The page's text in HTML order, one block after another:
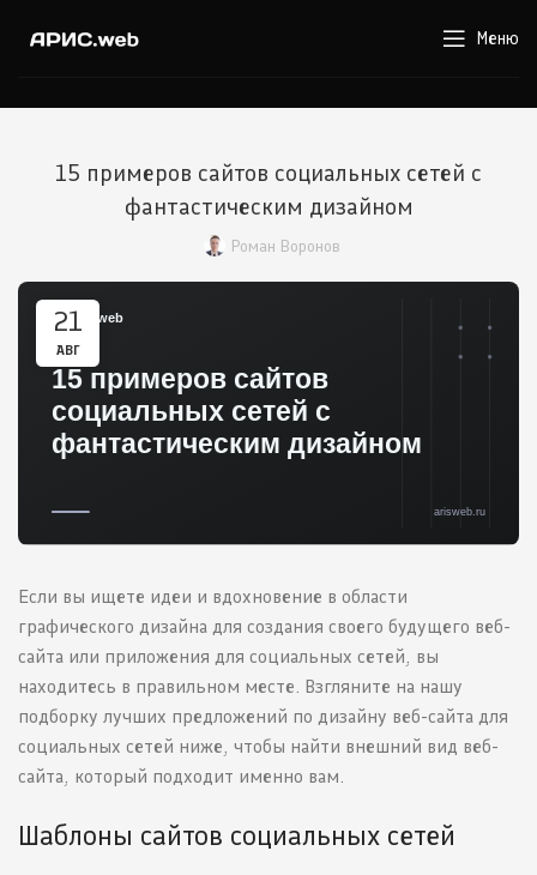
Меню
15 примеров сайтов социальных сетей с
фантастическим дизайном
Роман Воронов
21
АВГ
Если вы ищете идеи и вдохновение в области
графического дизайна для создания своего будущего веб-
сайта или приложения для социальных сетей, вы
находитесь в правильном месте. Взгляните на нашу
подборку лучших предложений по дизайну веб-сайта для
социальных сетей ниже, чтобы найти внешний вид веб-
сайта, который подходит именно вам.
Шаблоны сайтов социальных сетей